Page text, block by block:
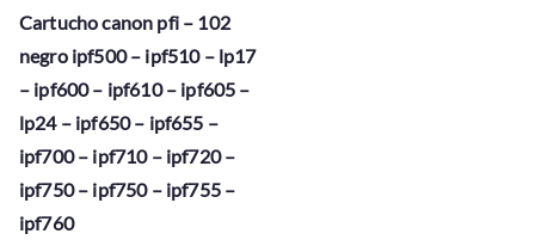
Cartucho canon pfi – 102
negro ipf500 – ipf510 – lp17
– ipf600 – ipf610 – ipf605 –
lp24 – ipf650 – ipf655 –
ipf700 – ipf710 – ipf720 –
ipf750 – ipf750 – ipf755 –
ipf760